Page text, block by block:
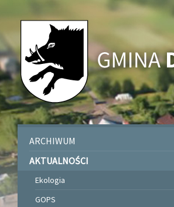
ARCHIWUM
AKTUALNOŚCI
Ekologia
GOPS